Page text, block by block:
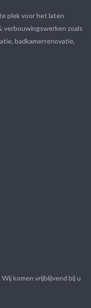
plek voor het laten
verbouwingswerken zoals
badkamerrenovatie,
komen vrijblijvend bij u